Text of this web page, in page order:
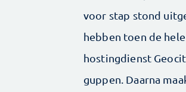
voor stap stond
hebben toen de
hostingdienst
guppen. Daarna